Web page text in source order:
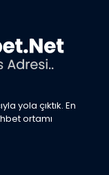
yola çıktık. En
ortamı